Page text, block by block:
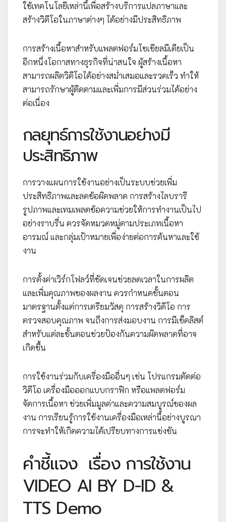
ใช้เทคโนโลยีเหล่านี้เพื่อสร้างบริการแปลภาษาและ
สร้างวิดีโอในภาษาต่างๆ ได้อย่างมีประสิทธิภาพ
การสร้างเนื้อหาสำหรับแพลตฟอร์มโซเชียลมีเดียเป็น
อีกหนึ่งโอกาสทางธุรกิจที่น่าสนใจ ผู้สร้างเนื้อหา
สามารถผลิตวิดีโอได้อย่างสม่ำเสมอและรวดเร็ว ทำให้
สามารถรักษาผู้ติดตามและเพิ่มการมีส่วนร่วมได้อย่าง
ต่อเนื่อง
กลยุทธ์การใช้งานอย่างมี
ประสิทธิภาพ
การวางแผนการใช้งานอย่างเป็นระบบช่วยเพิ่ม
ประสิทธิภาพและลดข้อผิดพลาด การสร้างไลบรารี
รูปภาพและเทมเพลตข้อความช่วยให้การทำงานเป็นไป
อย่างราบรื่น ควรจัดหมวดหมู่ตามประเภทเนื้อหา
อารมณ์ และกลุ่มเป้าหมายเพื่อง่ายต่อการค้นหาและใช้
งาน
การตั้งค่าเวิร์กโฟลว์ที่ชัดเจนช่วยลดเวลาในการผลิต
และเพิ่มคุณภาพของผลงาน ควรกำหนดขั้นตอน
มาตรฐานตั้งแต่การเตรียมวัสดุ การสร้างวิดีโอ การ
ตรวจสอบคุณภาพ จนถึงการส่งมอบงาน การมีเช็คลิสต์
สำหรับแต่ละขั้นตอนช่วยป้องกันความผิดพลาดที่อาจ
เกิดขึ้น
การใช้งานร่วมกับเครื่องมืออื่นๆ เช่น โปรแกรมตัดต่อ
วิดีโอ เครื่องมือออกแบบกราฟิก หรือแพลตฟอร์ม
จัดการเนื้อหา ช่วยเพิ่มมูลค่าและความสมบูรณ์ของผล
งาน การเรียนรู้การใช้งานเครื่องมือเหล่านี้อย่างบูรณา
การจะทำให้เกิดความได้เปรียบทางการแข่งขัน
คำชี้แจง เรื่อง การใช้งาน
VIDEO AI BY D-ID &
TTS Demo